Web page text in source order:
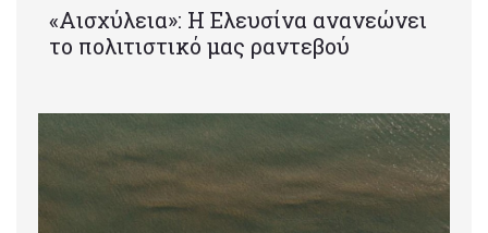
«Αισχύλεια»: Η Ελευσίνα ανανεώνει
το πολιτιστικό μας ραντεβού